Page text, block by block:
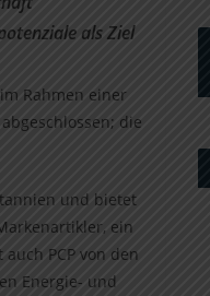
als Ziel
Rahmen einer
die
und bietet
ein
PCP von den
Energie- und